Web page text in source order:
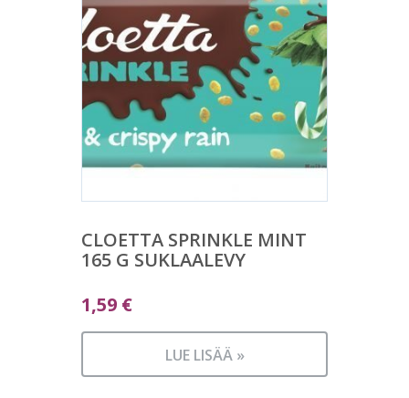
CLOETTA SPRINKLE MINT
165 G SUKLAALEVY
1,59 €
LUE LISÄÄ »